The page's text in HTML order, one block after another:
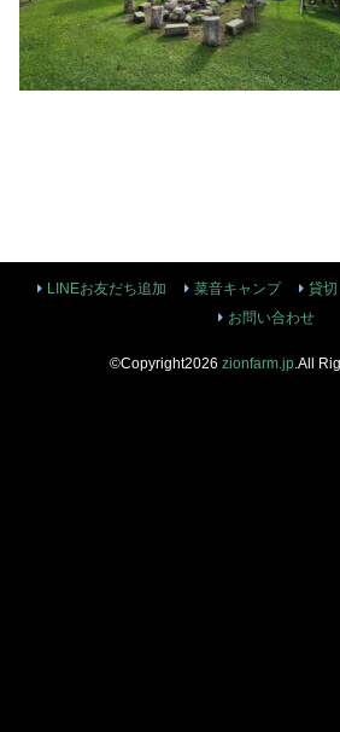
LINEお友だち追加 菜音キャンプ 貸切
お問い合わせ
©Copyright2026 zionfarm.jp.All